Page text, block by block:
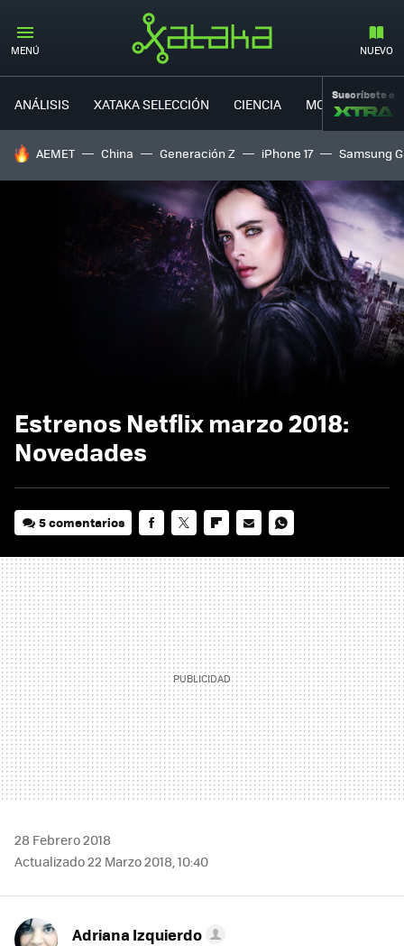
MENÚ NUEVO
ANÁLISIS XATAKA SELECCIÓN CIENCIA MOVILIDAD
Suscríbete a
HOY SE HABLA DE
AEMET China Generación Z iPhone 17 Samsung
Estrenos Netflix marzo 2018:
Novedades
5 comentarios
MAIL
28 Febrero 2018
Actualizado 22 Marzo 2018, 10:40
Adriana Izquierdo